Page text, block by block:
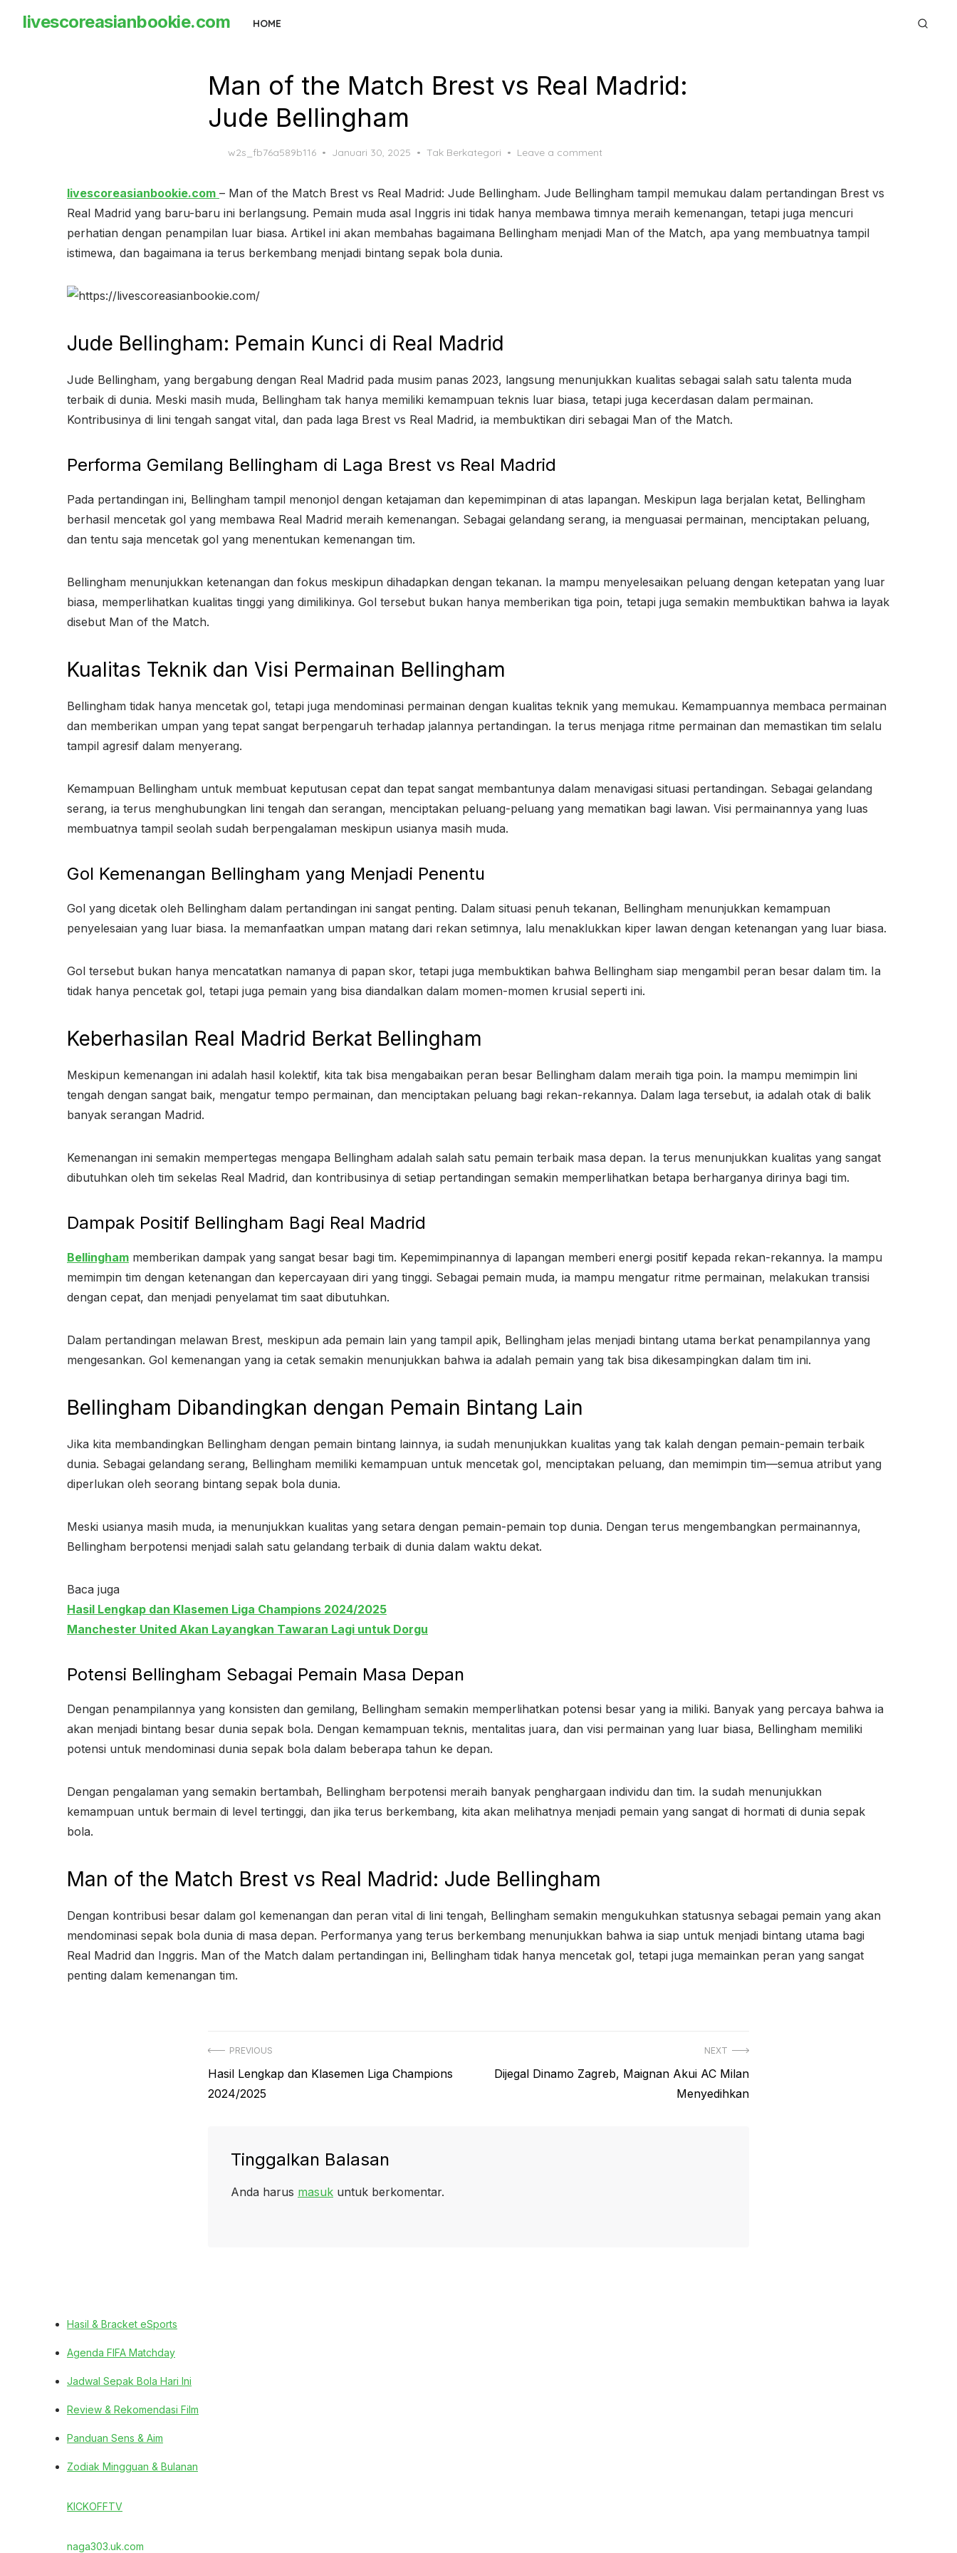
livescoreasianbookie.com HOME
Man of the Match Brest vs Real Madrid:
Jude Bellingham
w2s_fb76a589b116
Posted
Januari 30, 2025 Tak Berkategori Leave a comment
livescoreasianbookie.com – Man of the Match Brest vs Real Madrid: Jude Bellingham. Jude Bellingham tampil memukau dalam pertandingan Brest vs
Real Madrid yang baru-baru ini berlangsung. Pemain muda asal Inggris ini tidak hanya membawa timnya meraih kemenangan, tetapi juga mencuri
perhatian dengan penampilan luar biasa. Artikel ini akan membahas bagaimana Bellingham menjadi Man of the Match, apa yang membuatnya tampil
istimewa, dan bagaimana ia terus berkembang menjadi bintang sepak bola dunia.
Jude Bellingham: Pemain Kunci di Real Madrid
Jude Bellingham, yang bergabung dengan Real Madrid pada musim panas 2023, langsung menunjukkan kualitas sebagai salah satu talenta muda
terbaik di dunia. Meski masih muda, Bellingham tak hanya memiliki kemampuan teknis luar biasa, tetapi juga kecerdasan dalam permainan.
Kontribusinya di lini tengah sangat vital, dan pada laga Brest vs Real Madrid, ia membuktikan diri sebagai Man of the Match.
Performa Gemilang Bellingham di Laga Brest vs Real Madrid
Pada pertandingan ini, Bellingham tampil menonjol dengan ketajaman dan kepemimpinan di atas lapangan. Meskipun laga berjalan ketat, Bellingham
berhasil mencetak gol yang membawa Real Madrid meraih kemenangan. Sebagai gelandang serang, ia menguasai permainan, menciptakan peluang,
dan tentu saja mencetak gol yang menentukan kemenangan tim.
Bellingham menunjukkan ketenangan dan fokus meskipun dihadapkan dengan tekanan. Ia mampu menyelesaikan peluang dengan ketepatan yang luar
biasa, memperlihatkan kualitas tinggi yang dimilikinya. Gol tersebut bukan hanya memberikan tiga poin, tetapi juga semakin membuktikan bahwa ia layak
disebut Man of the Match.
Kualitas Teknik dan Visi Permainan Bellingham
Bellingham tidak hanya mencetak gol, tetapi juga mendominasi permainan dengan kualitas teknik yang memukau. Kemampuannya membaca permainan
dan memberikan umpan yang tepat sangat berpengaruh terhadap jalannya pertandingan. Ia terus menjaga ritme permainan dan memastikan tim selalu
tampil agresif dalam menyerang.
Kemampuan Bellingham untuk membuat keputusan cepat dan tepat sangat membantunya dalam menavigasi situasi pertandingan. Sebagai gelandang
serang, ia terus menghubungkan lini tengah dan serangan, menciptakan peluang-peluang yang mematikan bagi lawan. Visi permainannya yang luas
membuatnya tampil seolah sudah berpengalaman meskipun usianya masih muda.
Gol Kemenangan Bellingham yang Menjadi Penentu
Gol yang dicetak oleh Bellingham dalam pertandingan ini sangat penting. Dalam situasi penuh tekanan, Bellingham menunjukkan kemampuan
penyelesaian yang luar biasa. Ia memanfaatkan umpan matang dari rekan setimnya, lalu menaklukkan kiper lawan dengan ketenangan yang luar biasa.
Gol tersebut bukan hanya mencatatkan namanya di papan skor, tetapi juga membuktikan bahwa Bellingham siap mengambil peran besar dalam tim. Ia
tidak hanya pencetak gol, tetapi juga pemain yang bisa diandalkan dalam momen-momen krusial seperti ini.
Keberhasilan Real Madrid Berkat Bellingham
Meskipun kemenangan ini adalah hasil kolektif, kita tak bisa mengabaikan peran besar Bellingham dalam meraih tiga poin. Ia mampu memimpin lini
tengah dengan sangat baik, mengatur tempo permainan, dan menciptakan peluang bagi rekan-rekannya. Dalam laga tersebut, ia adalah otak di balik
banyak serangan Madrid.
Kemenangan ini semakin mempertegas mengapa Bellingham adalah salah satu pemain terbaik masa depan. Ia terus menunjukkan kualitas yang sangat
dibutuhkan oleh tim sekelas Real Madrid, dan kontribusinya di setiap pertandingan semakin memperlihatkan betapa berharganya dirinya bagi tim.
Dampak Positif Bellingham Bagi Real Madrid
Bellingham memberikan dampak yang sangat besar bagi tim. Kepemimpinannya di lapangan memberi energi positif kepada rekan-rekannya. Ia mampu
memimpin tim dengan ketenangan dan kepercayaan diri yang tinggi. Sebagai pemain muda, ia mampu mengatur ritme permainan, melakukan transisi
dengan cepat, dan menjadi penyelamat tim saat dibutuhkan.
Dalam pertandingan melawan Brest, meskipun ada pemain lain yang tampil apik, Bellingham jelas menjadi bintang utama berkat penampilannya yang
mengesankan. Gol kemenangan yang ia cetak semakin menunjukkan bahwa ia adalah pemain yang tak bisa dikesampingkan dalam tim ini.
Bellingham Dibandingkan dengan Pemain Bintang Lain
Jika kita membandingkan Bellingham dengan pemain bintang lainnya, ia sudah menunjukkan kualitas yang tak kalah dengan pemain-pemain terbaik
dunia. Sebagai gelandang serang, Bellingham memiliki kemampuan untuk mencetak gol, menciptakan peluang, dan memimpin tim—semua atribut yang
diperlukan oleh seorang bintang sepak bola dunia.
Meski usianya masih muda, ia menunjukkan kualitas yang setara dengan pemain-pemain top dunia. Dengan terus mengembangkan permainannya,
Bellingham berpotensi menjadi salah satu gelandang terbaik di dunia dalam waktu dekat.
Baca juga
Hasil Lengkap dan Klasemen Liga Champions 2024/2025
Manchester United Akan Layangkan Tawaran Lagi untuk Dorgu
Potensi Bellingham Sebagai Pemain Masa Depan
Dengan penampilannya yang konsisten dan gemilang, Bellingham semakin memperlihatkan potensi besar yang ia miliki. Banyak yang percaya bahwa ia
akan menjadi bintang besar dunia sepak bola. Dengan kemampuan teknis, mentalitas juara, dan visi permainan yang luar biasa, Bellingham memiliki
potensi untuk mendominasi dunia sepak bola dalam beberapa tahun ke depan.
Dengan pengalaman yang semakin bertambah, Bellingham berpotensi meraih banyak penghargaan individu dan tim. Ia sudah menunjukkan
kemampuan untuk bermain di level tertinggi, dan jika terus berkembang, kita akan melihatnya menjadi pemain yang sangat di hormati di dunia sepak
bola.
Man of the Match Brest vs Real Madrid: Jude Bellingham
Dengan kontribusi besar dalam gol kemenangan dan peran vital di lini tengah, Bellingham semakin mengukuhkan statusnya sebagai pemain yang akan
mendominasi sepak bola dunia di masa depan. Performanya yang terus berkembang menunjukkan bahwa ia siap untuk menjadi bintang utama bagi
Real Madrid dan Inggris. Man of the Match dalam pertandingan ini, Bellingham tidak hanya mencetak gol, tetapi juga memainkan peran yang sangat
penting dalam kemenangan tim.
Navigasi
pos
PREVIOUS
Previous
post:
Hasil Lengkap dan Klasemen Liga Champions
2024/2025
NEXT
Next
Dijegal Dinamo Zagreb, Maignan Akui AC Milan
Menyedihkan
Tinggalkan Balasan
Anda harus masuk untuk berkomentar.
Hasil & Bracket eSports
Agenda FIFA Matchday
Jadwal Sepak Bola Hari Ini
Review & Rekomendasi Film
Panduan Sens & Aim
Zodiak Mingguan & Bulanan
KICKOFFTV
naga303.uk.com